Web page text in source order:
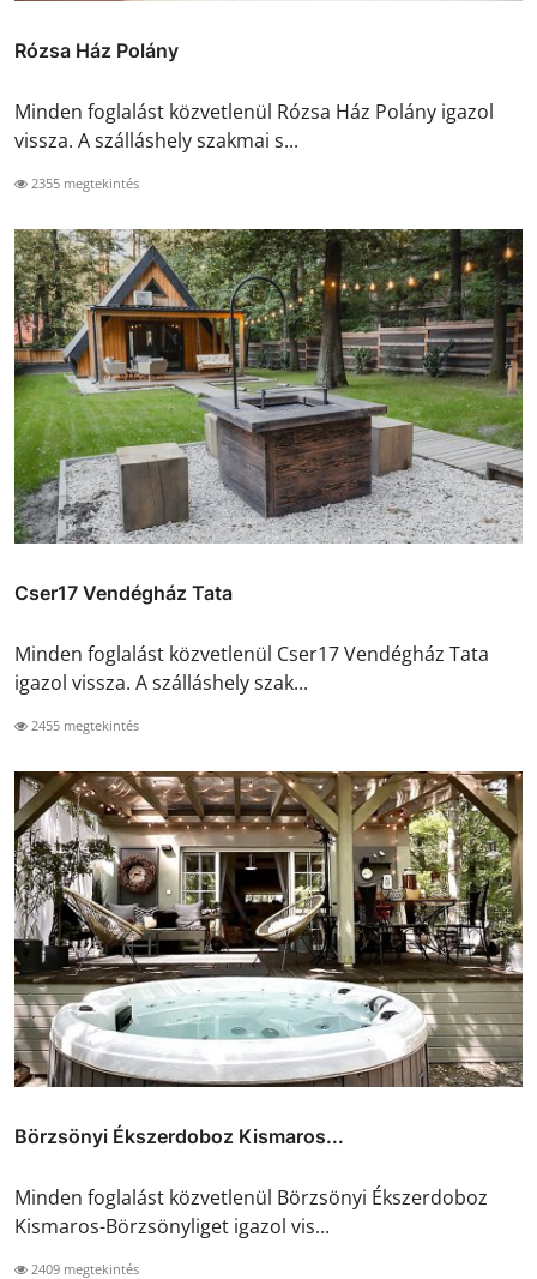
Rózsa Ház Polány
Minden foglalást közvetlenül Rózsa Ház Polány igazol
vissza. A szálláshely szakmai s...
2355 megtekintés
Cser17 Vendégház Tata
Minden foglalást közvetlenül Cser17 Vendégház Tata
igazol vissza. A szálláshely szak...
2455 megtekintés
Börzsönyi Ékszerdoboz Kismaros...
Minden foglalást közvetlenül Börzsönyi Ékszerdoboz
Kismaros-Börzsönyliget igazol vis...
2409 megtekintés